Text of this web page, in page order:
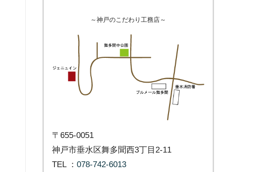
～神戸のこだわり工務店～
〒655-0051
神戸市垂水区舞多聞西3丁目2-11
TEL ： 078-742-6013